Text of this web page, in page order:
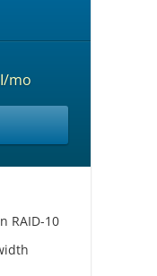
/mo
RAID-10